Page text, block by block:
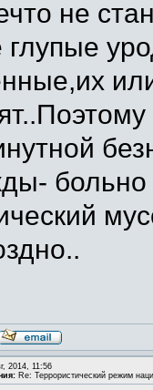
не
глупые
больно
2014, 11:56
Re: Террористический режим